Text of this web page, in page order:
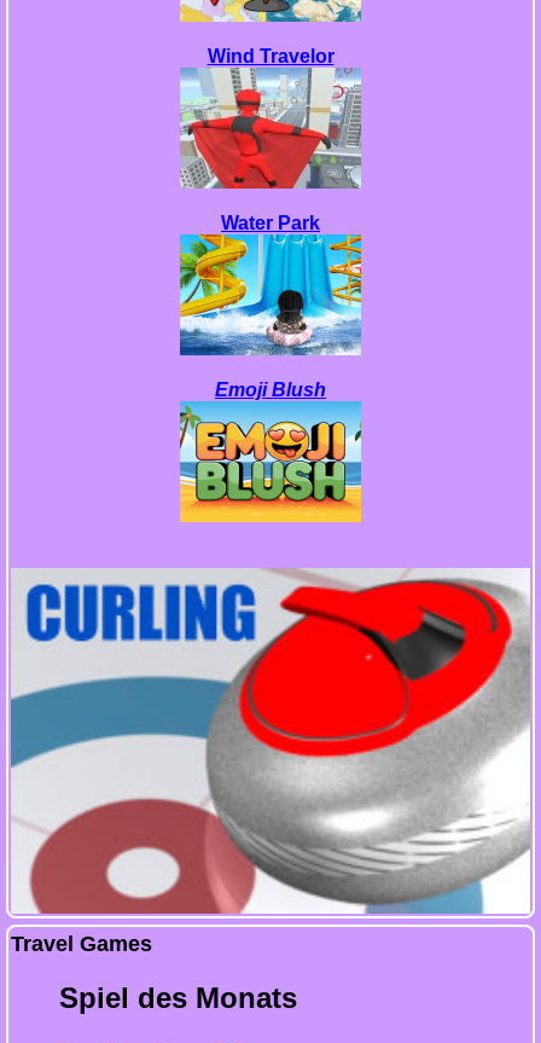
Wind Travelor
Water Park
Emoji Blush
Travel Games
Spiel des Monats